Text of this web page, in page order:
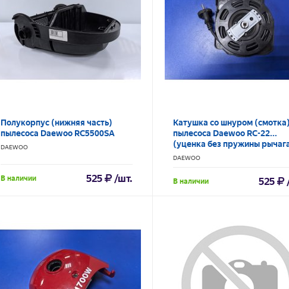
Полукорпус (нижняя часть)
пылесоса Daewoo RC5500SA
DAEWOO
В наличии 525 /шт.
Катушка со шнуром
пылесоса Daewoo RC-22...
(уценка без пружины
DAEWOO
В наличии 525